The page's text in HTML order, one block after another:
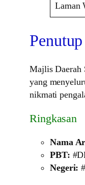
Laman
Penutup
Majlis Daerah
yang
nikmati
Ringkasan
Nama
PBT:
Negeri: